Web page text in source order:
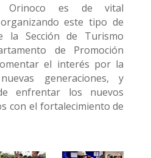
Orinoco es de vital
este tipo de
la Sección de Turismo
de Promoción
el interés por la
generaciones, y
enfrentar los nuevos
con el fortalecimiento de